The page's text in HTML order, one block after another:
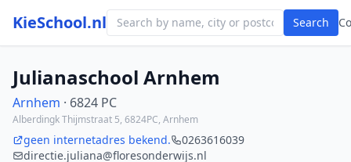
KieSchool.nl Search
Julianaschool Arnhem
Arnhem · 6824 PC
Alberdingk Thijmstraat 5, 6824PC, Arnhem
geen internetadres bekend.
0263616039
directie.juliana@floresonderwijs.nl